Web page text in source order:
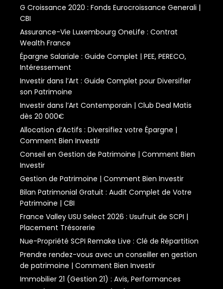
G Croissance 2020 : Fonds Eurocroissance Generali |
CBI
Assurance-Vie Luxembourg OneLife : Contrat
Wealth France
Épargne Salariale : Guide Complet | PEE, PERECO,
Intéressement
Investir dans l’Art : Guide Complet pour Diversifier
son Patrimoine
Investir dans l’Art Contemporain | Club Deal Matis
dès 20 000€
Allocation d’Actifs : Diversifiez votre Épargne |
Comment Bien Investir
Conseil en Gestion de Patrimoine | Comment Bien
Investir
Gestion de Patrimoine | Comment Bien Investir
Bilan Patrimonial Gratuit : Audit Complet de Votre
Patrimoine | CBI
France Valley USU Select 2026 : Usufruit de SCPI |
Placement Trésorerie
Nue-Propriété SCPI Remake Live : Clé de Répartition
Prendre rendez-vous avec un conseiller en gestion
de patrimoine | Comment Bien Investir
Immobilier 21 (Gestion 21) : Avis, Performances